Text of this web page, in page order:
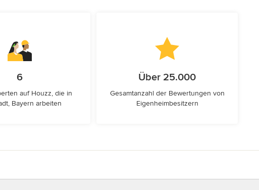
6
auf Houzz, die in
Bayern arbeiten
Über 25.000
Gesamtanzahl der Bewertungen von
Eigenheimbesitzern